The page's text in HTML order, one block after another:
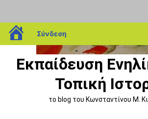
blogs.sch.gr
Σύνδεση
Μεταπηδήστε
στο
Εκπαίδευση
Τοπική
το blog του Κωνσταντίνου Μ.